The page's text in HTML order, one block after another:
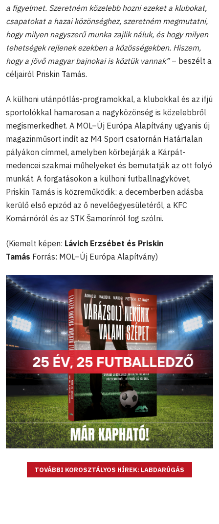
a figyelmet. Szeretném közelebb hozni ezeket a klubokat,
csapatokat a hazai közönséghez, szeretném megmutatni,
hogy milyen nagyszerű munka zajlik náluk, és hogy milyen
tehetségek rejlenek ezekben a közösségekben. Hiszem,
hogy a jövő magyar bajnokai is köztük vannak”– beszélt a
céljairól Priskin Tamás.
A külhoni utánpótlás-programokkal, a klubokkal és az ifjú
sportolókkal hamarosan a nagyközönség is közelebbről
megismerkedhet. A MOL–Új Európa Alapítvány ugyanis új
magazinműsort indít az M4 Sport csatornán Határtalan
pályákon címmel, amelyben körbejárják a Kárpát-
medencei szakmai műhelyeket és bemutatják az ott folyó
munkát. A forgatásokon a külhoni futballnagykövet,
Priskin Tamás is közreműködik: a decemberben adásba
kerülő első epizód az ő nevelőegyesületéről, a KFC
Komárnóról és az STK Šamorínról fog szólni.
(Kiemelt képen: Lávich Erzsébet és Priskin
Tamás Forrás: MOL–Új Európa Alapítvány)
TOVÁBBI KOROSZTÁLYOS HÍREK: LABDARÚGÁS